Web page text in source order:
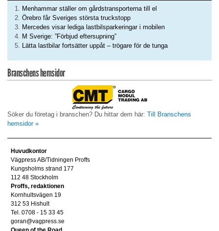
Menhammar ställer om gårdstransporterna till el
Örebro får Sveriges största truckstopp
Mercedes visar lediga lastbilsparkeringar i mobilen
M Sverige: ”Förbjud eftersupning”
Lätta lastbilar fortsätter uppåt – trögare för de tunga
Branschens hemsidor
Söker du företag i branschen? Du hittar dem här: Till Branschens
hemsidor »
Huvudkontor
Vägpress AB/Tidningen Proffs
Kungsholms strand 177
112 48 Stockholm
Proffs, redaktionen
Kornhultsvägen 19
312 53 Hishult
Tel. 0708 - 15 33 45
goran@vagpress.se